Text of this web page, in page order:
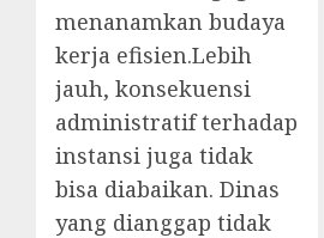
menanamkan budaya
kerja efisien.Lebih
jauh, konsekuensi
administratif terhadap
instansi juga tidak
bisa diabaikan. Dinas
yang dianggap tidak